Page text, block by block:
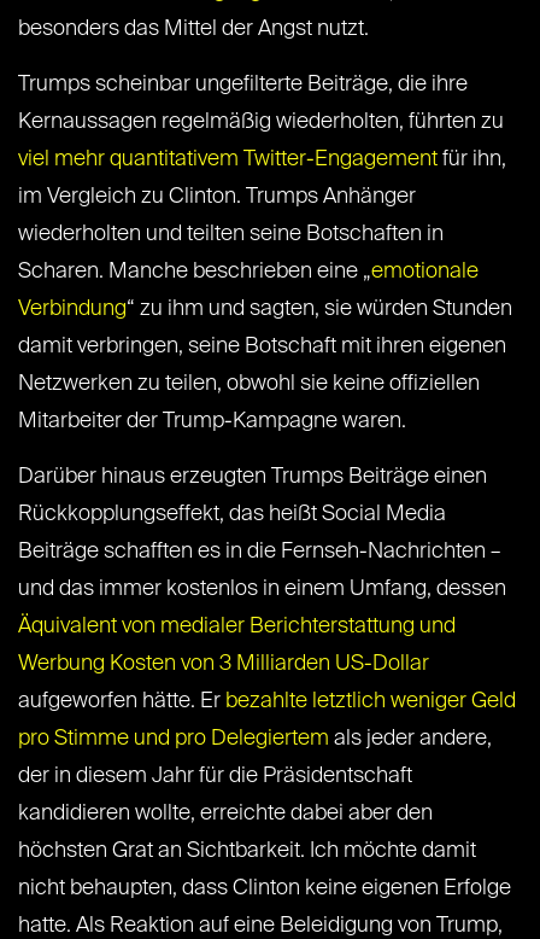
besonders das Mittel der Angst nutzt.
Trumps scheinbar ungefilterte Beiträge, die ihre
Kernaussagen regelmäßig wiederholten, führten zu
viel mehr quantitativem Twitter-Engagement für ihn,
im Vergleich zu Clinton. Trumps Anhänger
wiederholten und teilten seine Botschaften in
Scharen. Manche beschrieben eine „emotionale
Verbindung“ zu ihm und sagten, sie würden Stunden
damit verbringen, seine Botschaft mit ihren eigenen
Netzwerken zu teilen, obwohl sie keine offiziellen
Mitarbeiter der Trump-Kampagne waren.
Darüber hinaus erzeugten Trumps Beiträge einen
Rückkopplungseffekt, das heißt Social Media
Beiträge schafften es in die Fernseh-Nachrichten –
und das immer kostenlos in einem Umfang, dessen
Äquivalent von medialer Berichterstattung und
Werbung Kosten von 3 Milliarden US-Dollar
aufgeworfen hätte. Er bezahlte letztlich weniger Geld
pro Stimme und pro Delegiertem als jeder andere,
der in diesem Jahr für die Präsidentschaft
kandidieren wollte, erreichte dabei aber den
höchsten Grat an Sichtbarkeit. Ich möchte damit
nicht behaupten, dass Clinton keine eigenen Erfolge
hatte. Als Reaktion auf eine Beleidigung von Trump,